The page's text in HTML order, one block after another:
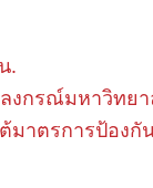
.
งกรณ์มหาวิทยา
มาตรการป้อง